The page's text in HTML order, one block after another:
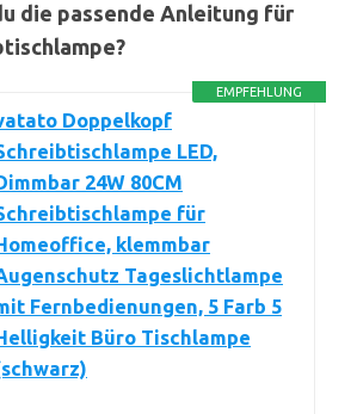
die passende Anleitung für
EMPFEHLUNG
Doppelkopf
LED,
24W 80CM
für
klemmbar
Tageslichtlampe
Fernbedienungen, 5 Farb 5
Büro Tischlampe